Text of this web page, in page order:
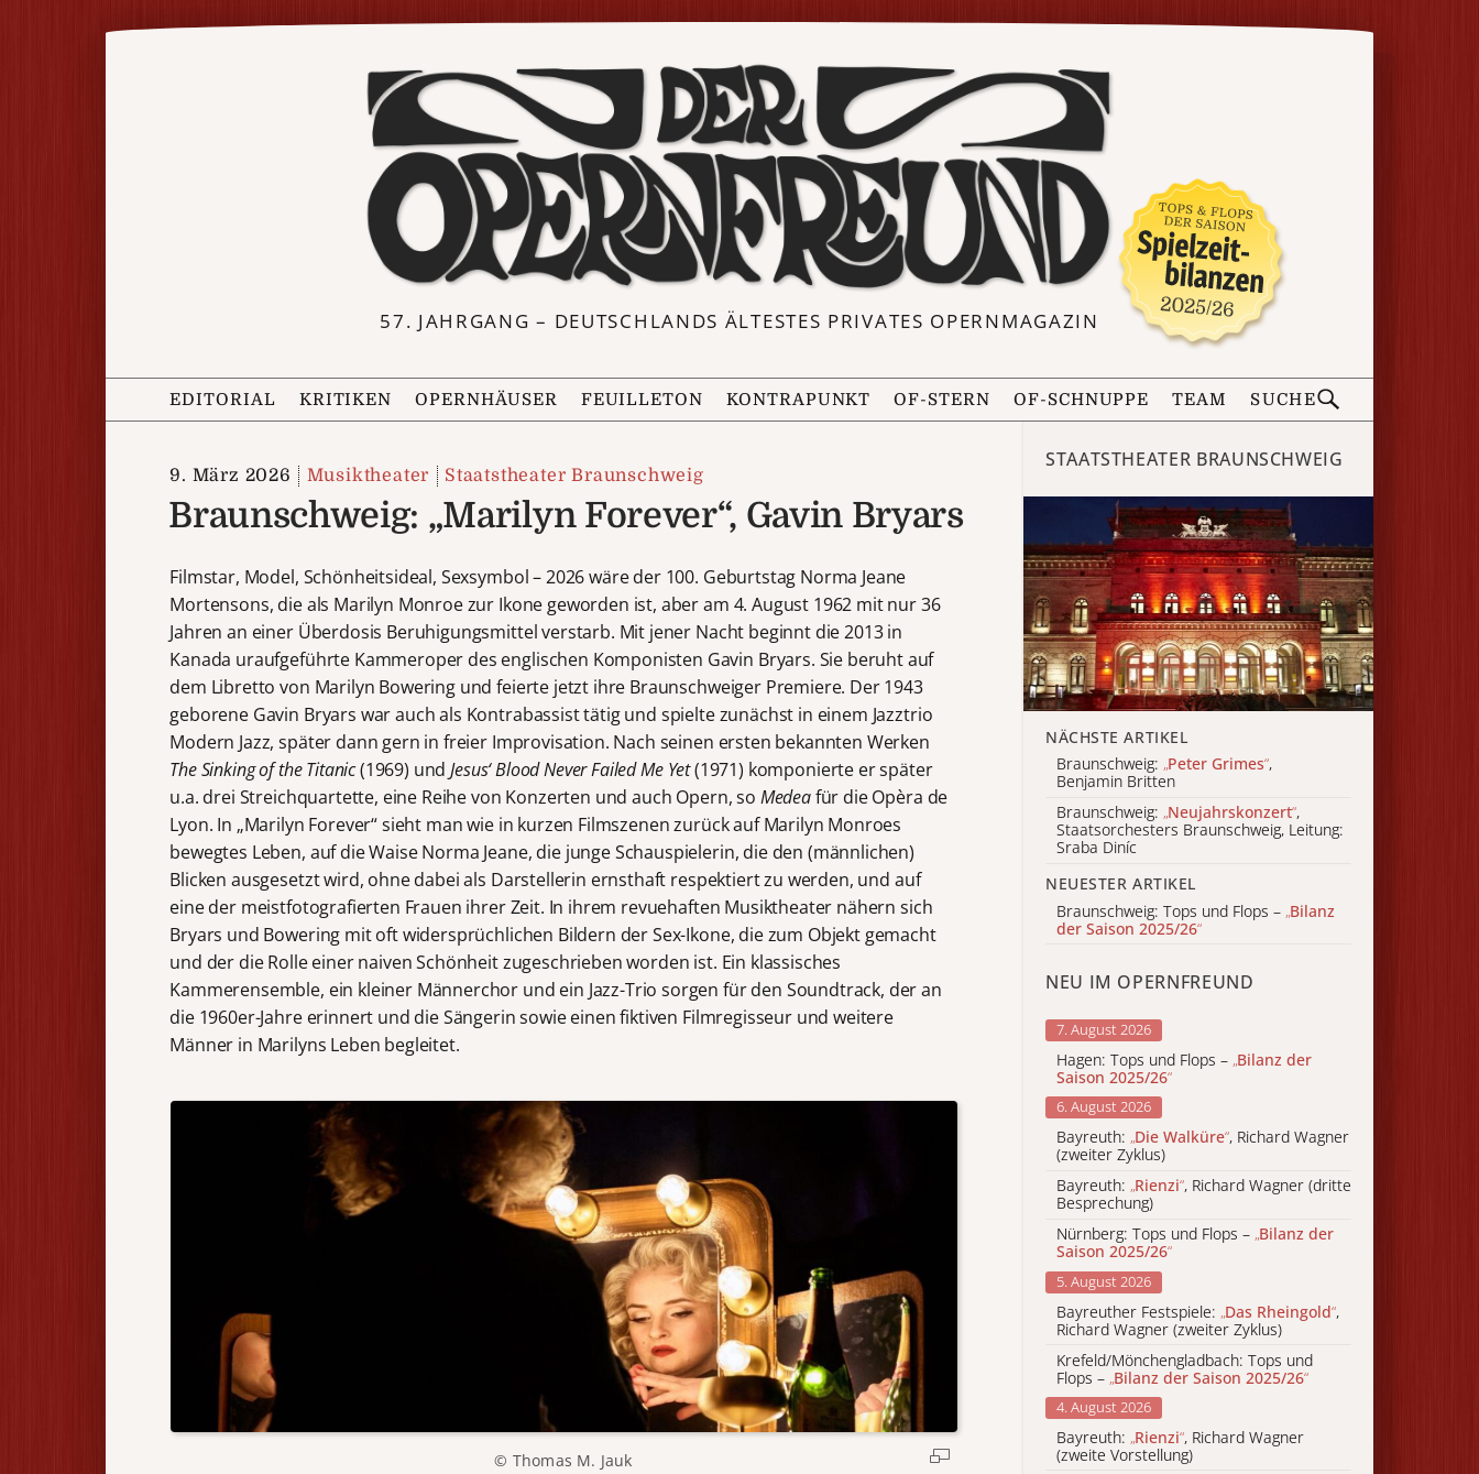
57. JAHRGANG – DEUTSCHLANDS ÄLTESTES PRIVATES OPERNMAGAZIN
EDITORIAL KRITIKEN OPERNHÄUSER FEUILLETON KONTRAPUNKT OF-STERN OF-SCHNUPPE TEAM SUCHE
9. März 2026 Musiktheater Staatstheater Braunschweig
Braunschweig: „Marilyn Forever“, Gavin Bryars
Filmstar, Model, Schönheitsideal, Sexsymbol – 2026 wäre der 100. Geburtstag Norma Jeane
Mortensons, die als Marilyn Monroe zur Ikone geworden ist, aber am 4. August 1962 mit nur 36
Jahren an einer Überdosis Beruhigungsmittel verstarb. Mit jener Nacht beginnt die 2013 in
Kanada uraufgeführte Kammeroper des englischen Komponisten Gavin Bryars. Sie beruht auf
dem Libretto von Marilyn Bowering und feierte jetzt ihre Braunschweiger Premiere. Der 1943
geborene Gavin Bryars war auch als Kontrabassist tätig und spielte zunächst in einem Jazztrio
Modern Jazz, später dann gern in freier Improvisation. Nach seinen ersten bekannten Werken
The Sinking of the Titanic(1969) undJesus‘ Blood Never Failed Me Yet(1971) komponierte er später
u.a. drei Streichquartette, eine Reihe von Konzerten und auch Opern, so Medeafür die Opèra de
Lyon. In „Marilyn Forever“ sieht man wie in kurzen Filmszenen zurück auf Marilyn Monroes
bewegtes Leben, auf die Waise Norma Jeane, die junge Schauspielerin, die den (männlichen)
Blicken ausgesetzt wird, ohne dabei als Darstellerin ernsthaft respektiert zu werden, und auf
eine der meistfotografierten Frauen ihrer Zeit. In ihrem revuehaften Musiktheater nähern sich
Bryars und Bowering mit oft widersprüchlichen Bildern der Sex-Ikone, die zum Objekt gemacht
und der die Rolle einer naiven Schönheit zugeschrieben worden ist. Ein klassisches
Kammerensemble, ein kleiner Männerchor und ein Jazz-Trio sorgen für den Soundtrack, der an
die 1960er-Jahre erinnert und die Sängerin sowie einen fiktiven Filmregisseur und weitere
Männer in Marilyns Leben begleitet.
© Thomas M. Jauk
STAATSTHEATER BRAUNSCHWEIG
NÄCHSTE ARTIKEL
Braunschweig: „Peter Grimes“,
Benjamin Britten
Braunschweig: „Neujahrskonzert“,
Staatsorchesters Braunschweig, Leitung:
Sraba Diníc
NEUESTER ARTIKEL
Braunschweig: Tops und Flops – „Bilanz
der Saison 2025/26“
NEU IM OPERNFREUND
7. August 2026
Hagen: Tops und Flops – „Bilanz der
Saison 2025/26“
6. August 2026
Bayreuth: „Die Walküre“, Richard Wagner
(zweiter Zyklus)
Bayreuth: „Rienzi“, Richard Wagner (dritte
Besprechung)
Nürnberg: Tops und Flops – „Bilanz der
Saison 2025/26“
5. August 2026
Bayreuther Festspiele: „Das Rheingold“,
Richard Wagner (zweiter Zyklus)
Krefeld/Mönchengladbach: Tops und
Flops – „Bilanz der Saison 2025/26“
4. August 2026
Bayreuth: „Rienzi“, Richard Wagner
(zweite Vorstellung)